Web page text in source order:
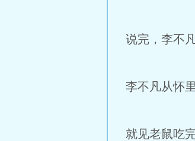
说完，李不
李不凡从怀
就见老鼠吃